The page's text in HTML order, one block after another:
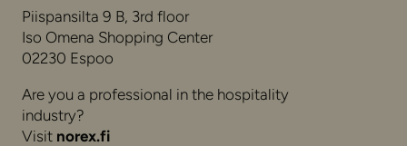
Piispansilta 9 B, 3rd floor
Iso Omena Shopping Center
02230 Espoo
Are you a professional in the hospitality
industry?
Visit norex.fi